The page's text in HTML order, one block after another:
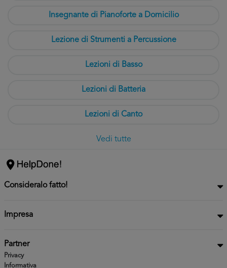
Insegnante di Pianoforte a Domicilio
Lezione di Strumenti a Percussione
Lezioni di Basso
Lezioni di Batteria
Lezioni di Canto
Vedi tutte
Consideralo fatto!
Impresa
Partner
Privacy
Informativa